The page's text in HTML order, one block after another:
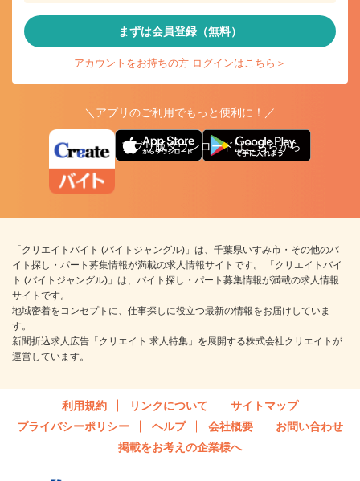
まずは会員登録（無料）
アカウントをお持ちの方 ログインはこちら＞
＼アプリのご利用でもっと便利に！／
アプリ版ダウンロードはこちらから
「クリエイトバイト (バイトジャングル)」は、千葉県いすみ市・その他のバ
イト探し・パート募集情報が満載の求人情報サイトです。 「クリエイトバイ
ト (バイトジャングル)」は、バイト探し・パート募集情報が満載の求人情報
サイトです。
地域密着をコンセプトに、仕事探しに役立つ最新の情報をお届けしていま
す。
新聞折込求人広告「クリエイト 求人特集」を展開する株式会社クリエイトが
運営しています。
利用規約 リンクについて
サイトマップ
プライバシーポリシー
ヘルプ 会社概要
お問い合わせ
掲載をお考えの企業様へ